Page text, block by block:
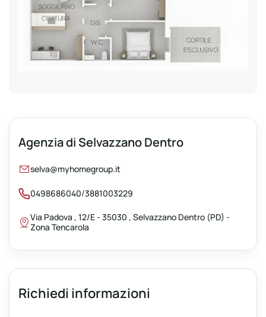
Agenzia di Selvazzano Dentro
selva@myhomegroup.it
0498686040/3881003229
Via Padova , 12/E - 35030 , Selvazzano Dentro (PD) -
Zona Tencarola
Richiedi informazioni